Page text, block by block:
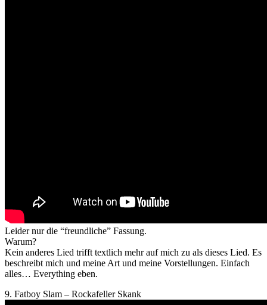
Leider nur die “freundliche” Fassung.
Warum?
Kein anderes Lied trifft textlich mehr auf mich zu als dieses Lied. Es
beschreibt mich und meine Art und meine Vorstellungen. Einfach
alles… Everything eben.
9. Fatboy Slam – Rockafeller Skank